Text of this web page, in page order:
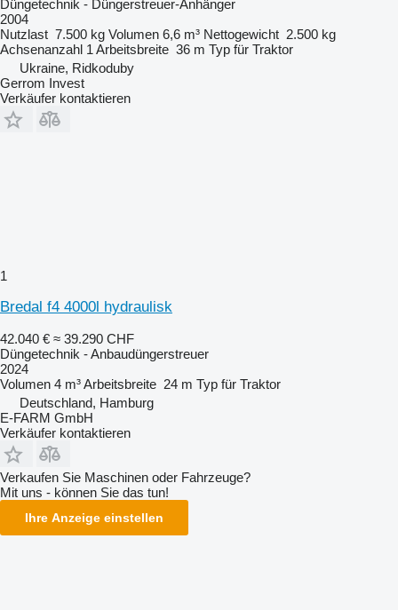
Düngetechnik - Düngerstreuer-Anhänger
2004
Nutzlast 7.500 kg Volumen 6,6 m³ Nettogewicht 2.500 kg
Achsenanzahl 1 Arbeitsbreite 36 m Typ für Traktor
Ukraine, Ridkoduby
Gerrom Invest
Verkäufer kontaktieren
1
Bredal f4 4000l hydraulisk
42.040 € ≈ 39.290 CHF
Düngetechnik - Anbaudüngerstreuer
2024
Volumen 4 m³Arbeitsbreite 24 m Typ für Traktor
Deutschland, Hamburg
E-FARM GmbH
Verkäufer kontaktieren
Verkaufen Sie Maschinen oder Fahrzeuge?
Mit uns - können Sie das tun!
Ihre Anzeige einstellen